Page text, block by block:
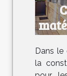
Dans
la